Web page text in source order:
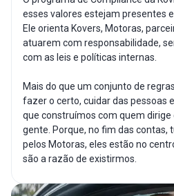
esses valores estejam presentes
Ele orienta Kovers, Motoras,
atuarem com responsabilidade,
com as leis e políticas internas.
Mais do que um conjunto de
fazer o certo, cuidar das pessoas
que construímos com quem
gente. Porque, no fim das contas,
pelos Motoras, eles estão no
são a razão de existirmos.